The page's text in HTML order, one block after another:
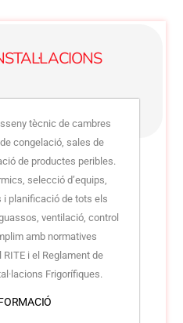
tècnic de cambres
congelació, sales de
de productes peribles.
selecció d’equips,
i planificació de tots els
ventilació, control
amb normatives
i el Reglament de
Frigorífiques.